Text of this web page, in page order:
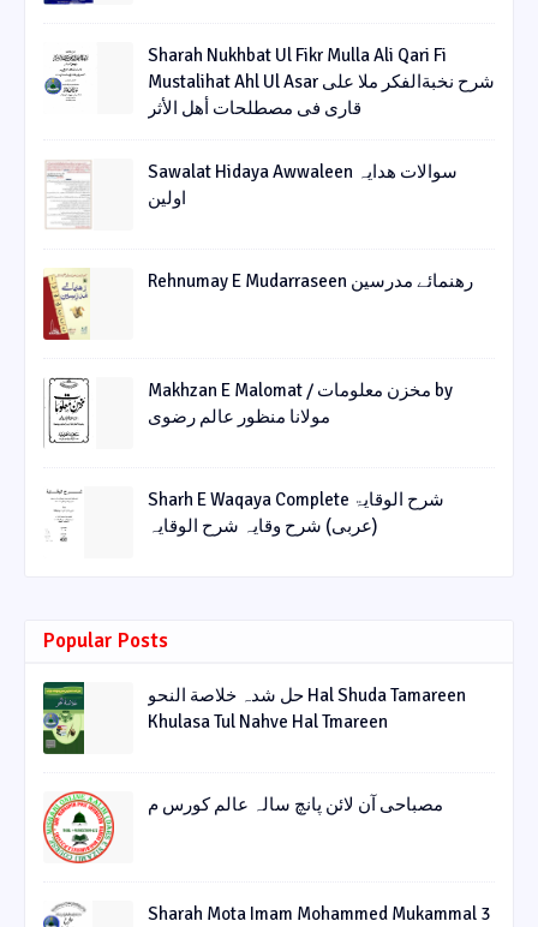
Sharah Nukhbat Ul Fikr Mulla Ali Qari Fi
Mustalihat Ahl Ul Asar شرح نخبةالفکر ملا علی
قاری فی مصطلحات أھل الأثر
Sawalat Hidaya Awwaleen سوالات ھدایہ
اولین
Rehnumay E Mudarraseen رهنمائے مدرسین
Makhzan E Malomat / مخزن معلومات by
مولانا منظور عالم رضوی
Sharh E Waqaya Complete شرح الوقایۃ
(عربی) شرح وقایہ شرح الوقایہ
Popular Posts
حل شدہ خلاصة النحو Hal Shuda Tamareen
Khulasa Tul Nahve Hal Tmareen
مصباحی آن لائن پانچ سالہ عالم کورس م
Sharah Mota Imam Mohammed Mukammal 3